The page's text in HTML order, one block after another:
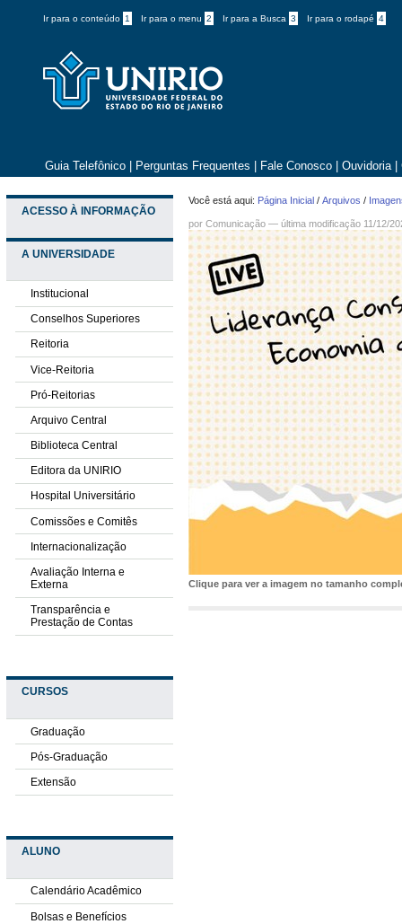
Ir para o conteúdo 1 Ir para o menu 2 Ir para a Busca 3 Ir para o rodapé 4
Guia Telefônico Perguntas Frequentes Fale Conosco Ouvidoria
ACESSO À INFORMAÇÃO
A UNIVERSIDADE
Institucional
Conselhos Superiores
Reitoria
Vice-Reitoria
Pró-Reitorias
Arquivo Central
Biblioteca Central
Editora da UNIRIO
Hospital Universitário
Comissões e Comitês
Internacionalização
Avaliação Interna e
Externa
Transparência e
Prestação de Contas
CURSOS
Graduação
Pós-Graduação
Extensão
ALUNO
Calendário Acadêmico
Bolsas e Benefícios
Você está aqui: Página Inicial /Arquivos /
porComunicação —última modificação 11/12/
Clique para ver a imagem no tamanho